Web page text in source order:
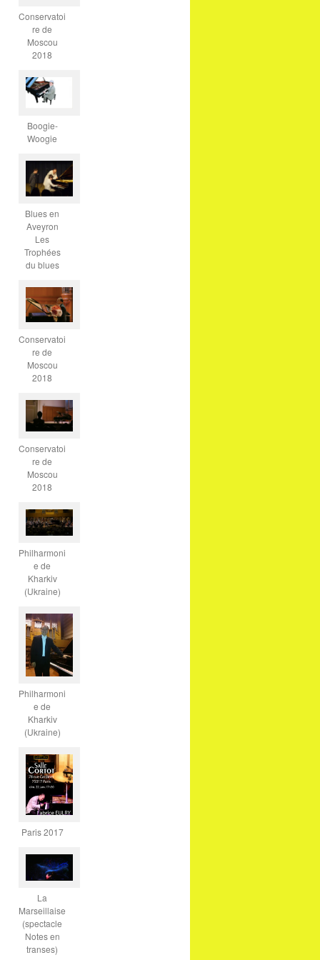
Conservatoi
re de
Moscou
2018
Boogie-
Woogie
Blues en
Aveyron
Les
Trophées
du blues
Conservatoi
re de
Moscou
2018
Conservatoi
re de
Moscou
2018
Philharmoni
e de
Kharkiv
(Ukraine)
Philharmoni
e de
Kharkiv
(Ukraine)
Paris 2017
La
Marseillaise
(spectacle
Notes en
transes)